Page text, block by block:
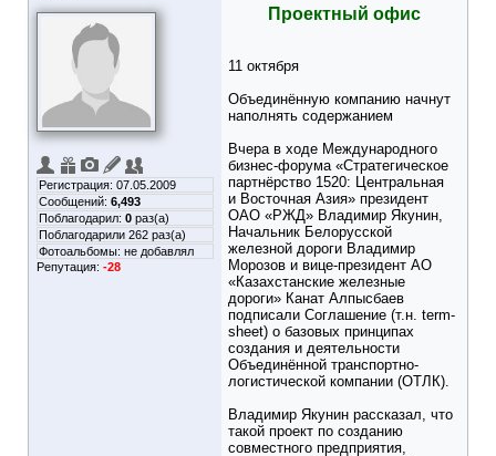
Регистрация: 07.05.2009
Сообщений: 6,493
Поблагодарил: 0 раз(а)
Поблагодарили 262 раз(а)
Фотоальбомы: не добавлял
Репутация: -28
Проектный офис
11 октября
Объединённую компанию начнут
наполнять содержанием
Вчера в ходе Международного
бизнес-форума «Стратегическое
партнёрство 1520: Центральная
и Восточная Азия» президент
ОАО «РЖД» Владимир Якунин,
Начальник Белорусской
железной дороги Владимир
Морозов и вице-президент АО
«Казахстанские железные
дороги» Канат Алпысбаев
подписали Соглашение (т.н. term-
sheet) о базовых принципах
создания и деятельности
Объединённой транспортно-
логистической компании (ОТЛК).
Владимир Якунин рассказал, что
такой проект по созданию
совместного предприятия,